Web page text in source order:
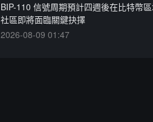
BIP-110 信號周期預計四週後在比特幣
社區即將面臨關鍵抉擇
2026-08-09 01:47